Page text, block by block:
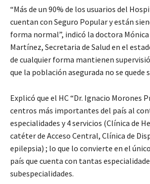
“Más de un 90% de los usuarios del
cuentan con Seguro Popular y están
forma normal”, indicó la doctora
Martínez, Secretaria de Salud en el
de cualquier forma mantienen
que la población asegurada no se quede
Explicó que el HC “Dr. Ignacio Morones
centros más importantes del país al
especialidades y 4 servicios (Clínica de
catéter de Acceso Central, Clínica de
epilepsia) ; lo que lo convierte en el
país que cuenta con tantas
subespecialidades.